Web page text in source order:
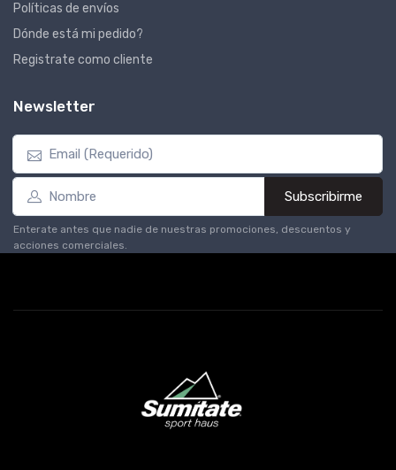
Políticas de envíos
Dónde está mi pedido?
Registrate como cliente
Newsletter
Subscribirme
Enterate antes que nadie de nuestras promociones, descuentos y
acciones comerciales.